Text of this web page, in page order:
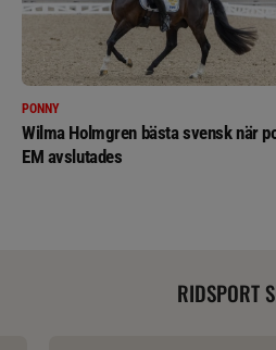
PONNY
Wilma Holmgren bästa svensk när
EM avslutades
RIDSPORT